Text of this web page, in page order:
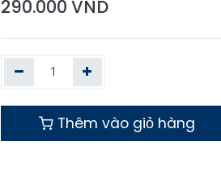
290.000 VND
Thêm vào giỏ hàng